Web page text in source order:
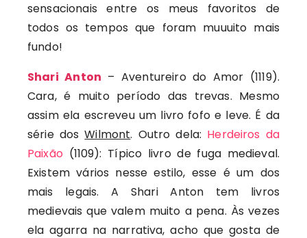
sensacionais entre os meus favoritos de
todos os tempos que foram muuuito mais
fundo!
Shari Anton – Aventureiro do Amor (1119).
Cara, é muito período das trevas. Mesmo
assim ela escreveu um livro fofo e leve. É da
série dosWilmont. Outro dela: Herdeiros da
Paixão (1109): Típico livro de fuga medieval.
Existem vários nesse estilo, esse é um dos
mais legais. A Shari Anton tem livros
medievais que valem muito a pena. Às vezes
ela agarra na narrativa, acho que gosta de